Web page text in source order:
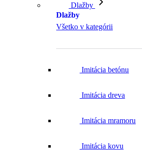
Dlažby
Dlažby
Všetko v kategórii
Imitácia betónu
Imitácia dreva
Imitácia mramoru
Imitácia kovu